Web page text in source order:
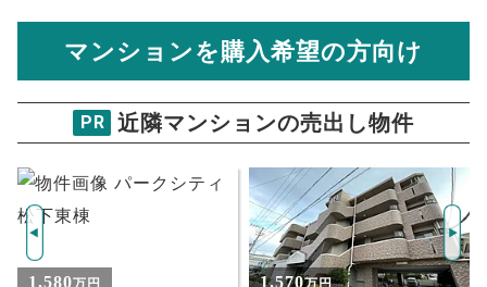
物件価格
万円
ご希望の
返済期間
年
%
ラビデンス笠寺
推定売却価格： 1454万円
マンションを購入希望の方向け
PR 近隣マンションの売出し物件
1,570万円 1,570万円